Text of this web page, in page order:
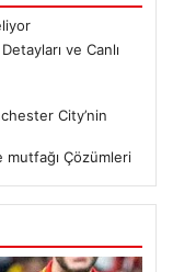
ve Canlı
City’nin
mutfağı Çözümleri